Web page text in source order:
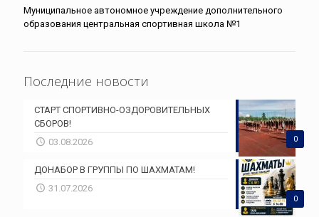
Муниципальное автономное учреждение дополнительного
образования центральная спортивная школа №1
Последние новости
0
СТАРТ СПОРТИВНО-ОЗДОРОВИТЕЛЬНЫХ
СБОРОВ!
03.08.2026
0
ДОНАБОР В ГРУППЫ ПО ШАХМАТАМ!
31.07.2026